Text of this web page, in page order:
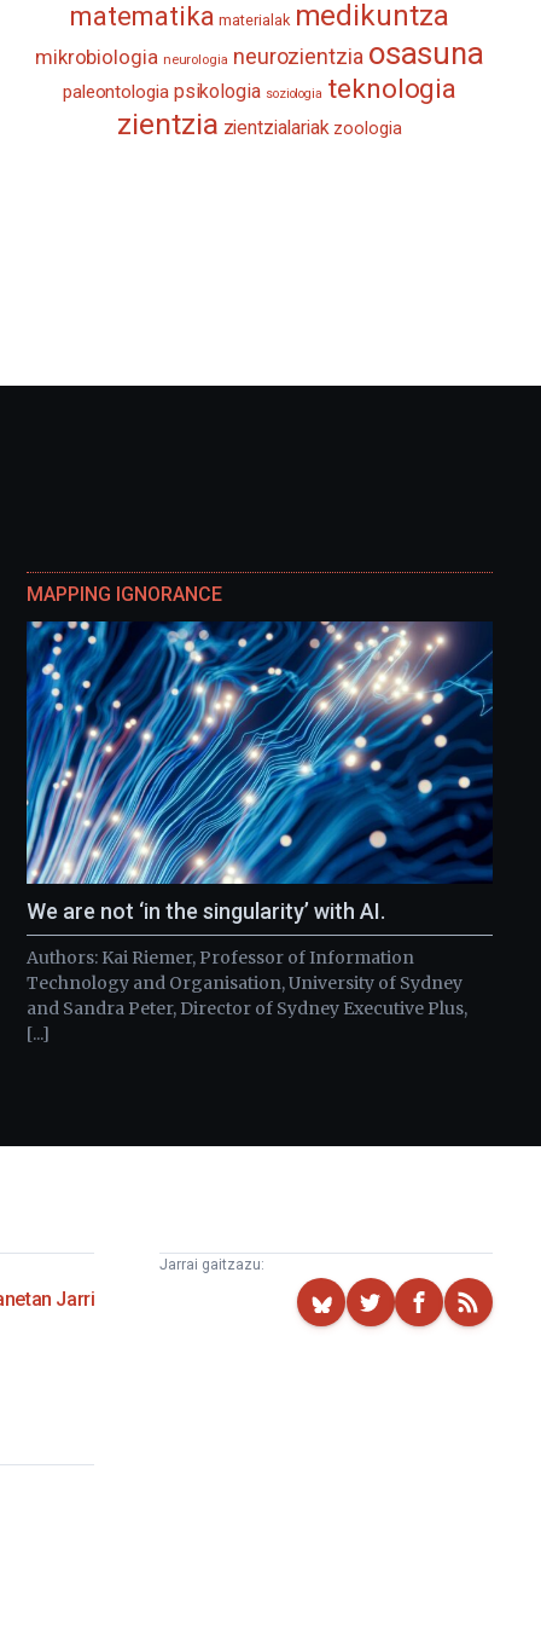
matematika materialak medikuntza
mikrobiologia neurologia neurozientzia osasuna
paleontologia psikologia soziologia teknologia
zientzia zientzialariak zoologia
MAPPING IGNORANCE
We are not ‘in the singularity’ with AI.
Authors: Kai Riemer, Professor of Information
Technology and Organisation, University of Sydney
and Sandra Peter, Director of Sydney Executive Plus,
[...]
Jarri
Jarrai gaitzazu: